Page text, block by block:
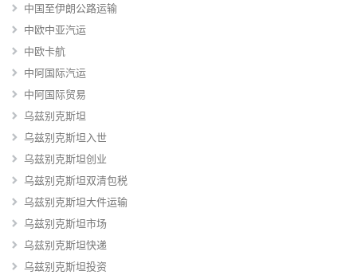
中国至伊朗公路运输
中欧中亚汽运
中欧卡航
中阿国际汽运
中阿国际贸易
乌兹别克斯坦
乌兹别克斯坦入世
乌兹别克斯坦创业
乌兹别克斯坦双清包税
乌兹别克斯坦大件运输
乌兹别克斯坦市场
乌兹别克斯坦快递
乌兹别克斯坦投资